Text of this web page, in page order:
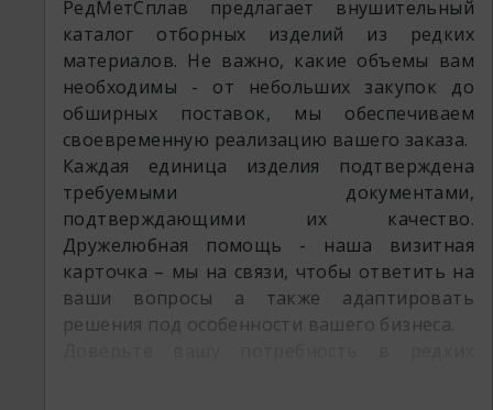
РедМетСплав предлагает внушительный
каталог отборных изделий из редких
материалов. Не важно, какие объемы вам
необходимы - от небольших закупок до
обширных поставок, мы обеспечиваем
своевременную реализацию вашего заказа.
Каждая единица изделия подтверждена
требуемыми документами,
подтверждающими их качество.
Дружелюбная помощь - наша визитная
карточка – мы на связи, чтобы ответить на
ваши вопросы а также адаптировать
решения под особенности вашего бизнеса.